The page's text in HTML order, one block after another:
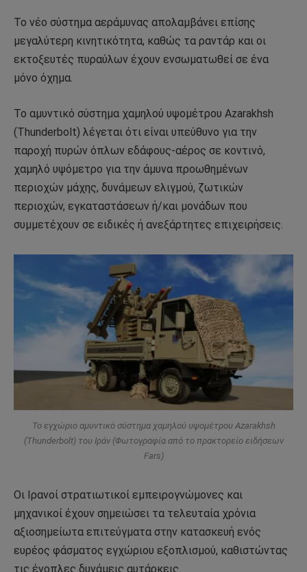
Το νέο σύστημα αεράμυνας απολαμβάνει επίσης
μεγαλύτερη κινητικότητα, καθώς τα ραντάρ και οι
εκτοξευτές πυραύλων έχουν ενσωματωθεί σε ένα
μόνο όχημα.
Το αμυντικό σύστημα χαμηλού υψομέτρου Azarakhsh
(Thunderbolt) λέγεται ότι είναι υπεύθυνο για την
παροχή πυρών όπλων εδάφους-αέρος σε κοντινό,
χαμηλό υψόμετρο για την άμυνα προωθημένων
περιοχών μάχης, δυνάμεων ελιγμού, ζωτικών
περιοχών, εγκαταστάσεων ή/και μονάδων που
συμμετέχουν σε ειδικές ή ανεξάρτητες επιχειρήσεις.
Το εγχώριο αμυντικό σύστημα χαμηλού υψομέτρου Azarakhsh
(Thunderbolt) του Ιράν (Φωτογραφία από το πρακτορείο ειδήσεων
Fars)
Οι Ιρανοί στρατιωτικοί εμπειρογνώμονες και
μηχανικοί έχουν σημειώσει τα τελευταία χρόνια
αξιοσημείωτα επιτεύγματα στην κατασκευή ενός
ευρέος φάσματος εγχώριου εξοπλισμού, καθιστώντας
τις ένοπλες δυνάμεις αυτάρκεις.